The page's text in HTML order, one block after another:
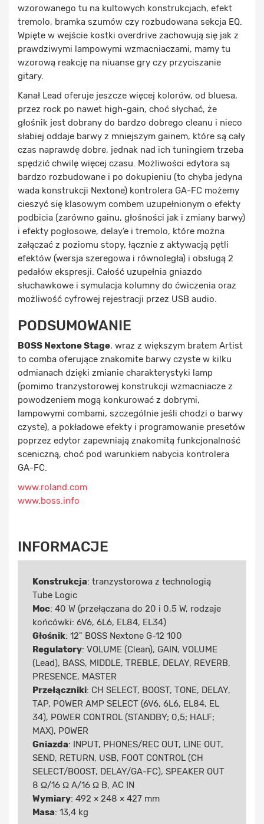
wzorowanego tu na kultowych konstrukcjach, efekt
tremolo, bramka szumów czy rozbudowana sekcja EQ.
Wpięte w wejście kostki overdrive zachowują się jak z
prawdziwymi lampowymi wzmacniaczami, mamy tu
wzorową reakcję na niuanse gry czy przyciszanie
gitary.
Kanał Lead oferuje jeszcze więcej kolorów, od bluesa,
przez rock po nawet high-gain, choć słychać, że
głośnik jest dobrany do bardzo dobrego cleanu i nieco
słabiej oddaje barwy z mniejszym gainem, które są cały
czas naprawdę dobre, jednak nad ich tuningiem trzeba
spędzić chwilę więcej czasu. Możliwości edytora są
bardzo rozbudowane i po dokupieniu (to chyba jedyna
wada konstrukcji Nextone) kontrolera GA-FC możemy
cieszyć się klasowym combem uzupełnionym o efekty
podbicia (zarówno gainu, głośności jak i zmiany barwy)
i efekty pogłosowe, delay’e i tremolo, które można
załączać z poziomu stopy, łącznie z aktywacją pętli
efektów (wersja szeregowa i równoległa) i obsługą 2
pedałów ekspresji. Całość uzupełnia gniazdo
słuchawkowe i symulacja kolumny do ćwiczenia oraz
możliwość cyfrowej rejestracji przez USB audio.
PODSUMOWANIE
BOSS Nextone Stage, wraz z większym bratem Artist
to comba oferujące znakomite barwy czyste w kilku
odmianach dzięki zmianie charakterystyki lamp
(pomimo tranzystorowej konstrukcji wzmacniacze z
powodzeniem mogą konkurować z dobrymi,
lampowymi combami, szczególnie jeśli chodzi o barwy
czyste), a pokładowe efekty i programowanie presetów
poprzez edytor zapewniają znakomitą funkcjonalność
sceniczną, choć pod warunkiem nabycia kontrolera
GA-FC.
www.roland.com
www.boss.info
INFORMACJE
Konstrukcja: tranzystorowa z technologią
Tube Logic
Moc: 40 W (przełączana do 20 i 0,5 W, rodzaje
końcówki: 6V6, 6L6, EL84, EL34)
Głośnik: 12" BOSS Nextone G-12 100
Regulatory: VOLUME (Clean), GAIN, VOLUME
(Lead), BASS, MIDDLE, TREBLE, DELAY, REVERB,
PRESENCE, MASTER
Przełączniki: CH SELECT, BOOST, TONE, DELAY,
TAP, POWER AMP SELECT (6V6, 6L6, EL84, EL
34), POWER CONTROL (STANDBY; 0,5; HALF;
MAX), POWER
Gniazda: INPUT, PHONES/REC OUT, LINE OUT,
SEND, RETURN, USB, FOOT CONTROL (CH
SELECT/BOOST, DELAY/GA-FC), SPEAKER OUT
8 Ω/16 Ω A/16 Ω B, AC IN
Wymiary: 492 × 248 × 427 mm
Masa: 13,4 kg